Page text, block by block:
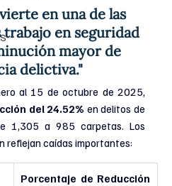
en una de las
trabajo en seguridad
mayor de
delictiva."
al 15 de octubre de 2025,
del 24.52% en delitos de
1,305 a 985 carpetas. Los
reflejan caídas importantes:
Porcentaje de Reducción